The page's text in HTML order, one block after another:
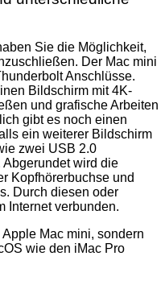
Sie die Möglichkeit,
Der Mac mini
Anschlüsse.
Bildschirm mit 4K-
und grafische Arbeiten
gibt es noch einen
ein weiterer Bildschirm
zwei USB 2.0
wird die
Kopfhörerbuchse und
Durch diesen oder
Internet verbunden.
Mac mini, sondern
wie den iMac Pro